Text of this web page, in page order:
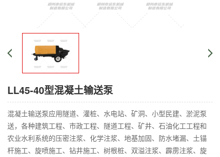
LL45-40型混凝土输送泵
混凝土输送泵应用隧道、灌桩、水电站、矿洞、小型民建、淤泥泵
送，各种建筑工程、市政工程、隧道工程、矿井、石油化工工程和
农业水利系统的压密注浆、化学注浆、地基加固、防水堵漏、土锚
杆施工、旋喷施工、钻井施工、树根桩、双溢注浆、霹雳注浆、旋